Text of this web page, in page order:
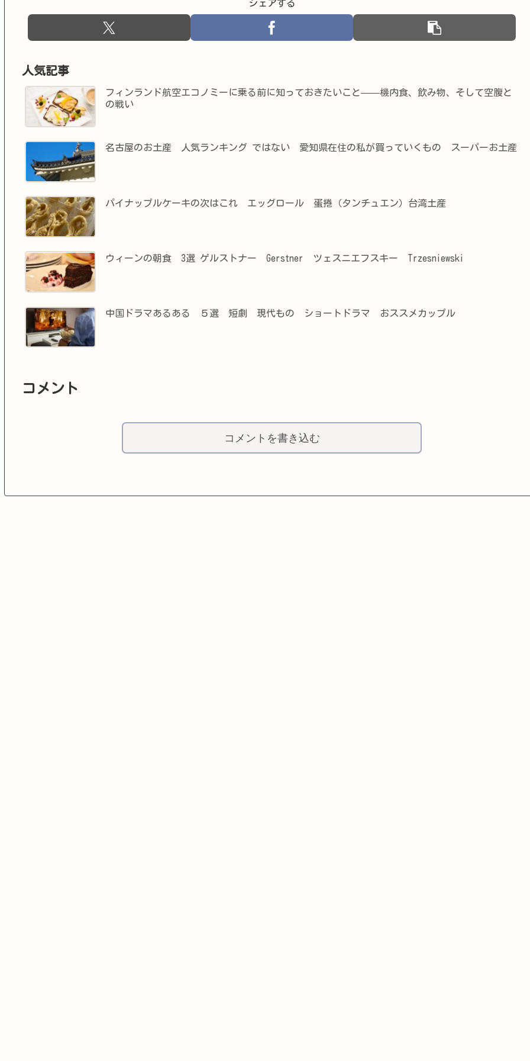
シェアする
人気記事
フィンランド航空エコノミーに乗る前に知っておきたいこと——機内食、飲み物、そして空腹と
の戦い
名古屋のお土産 人気ランキング ではない 愛知県在住の私が買っていくもの スーパーお土産
パイナップルケーキの次はこれ エッグロール 蛋捲（タンチュエン）台湾土産
ウィーンの朝食 3選 ゲルストナー Gerstner ツェスニエフスキー Trzesniewski
中国ドラマあるある ５選 短劇 現代もの ショートドラマ おススメカップル
コメント
コメントを書き込む